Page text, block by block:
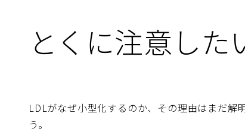
とくに注意した
LDLがなぜ小型化するのか、その理由はまだ
う。